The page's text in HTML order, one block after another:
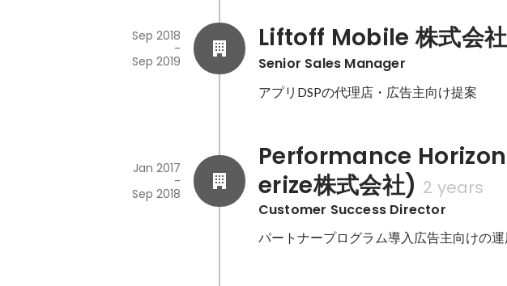
Liftoff Mobile 株式会社
Senior Sales Manager
Sep 2018
-
Sep 2019
アプリDSPの代理店・広告主向け提案
Performance
erize株式会社) 2 years
Customer Success Director
Jan 2017
-
Sep 2018
パートナープログラム導入広告主向けの